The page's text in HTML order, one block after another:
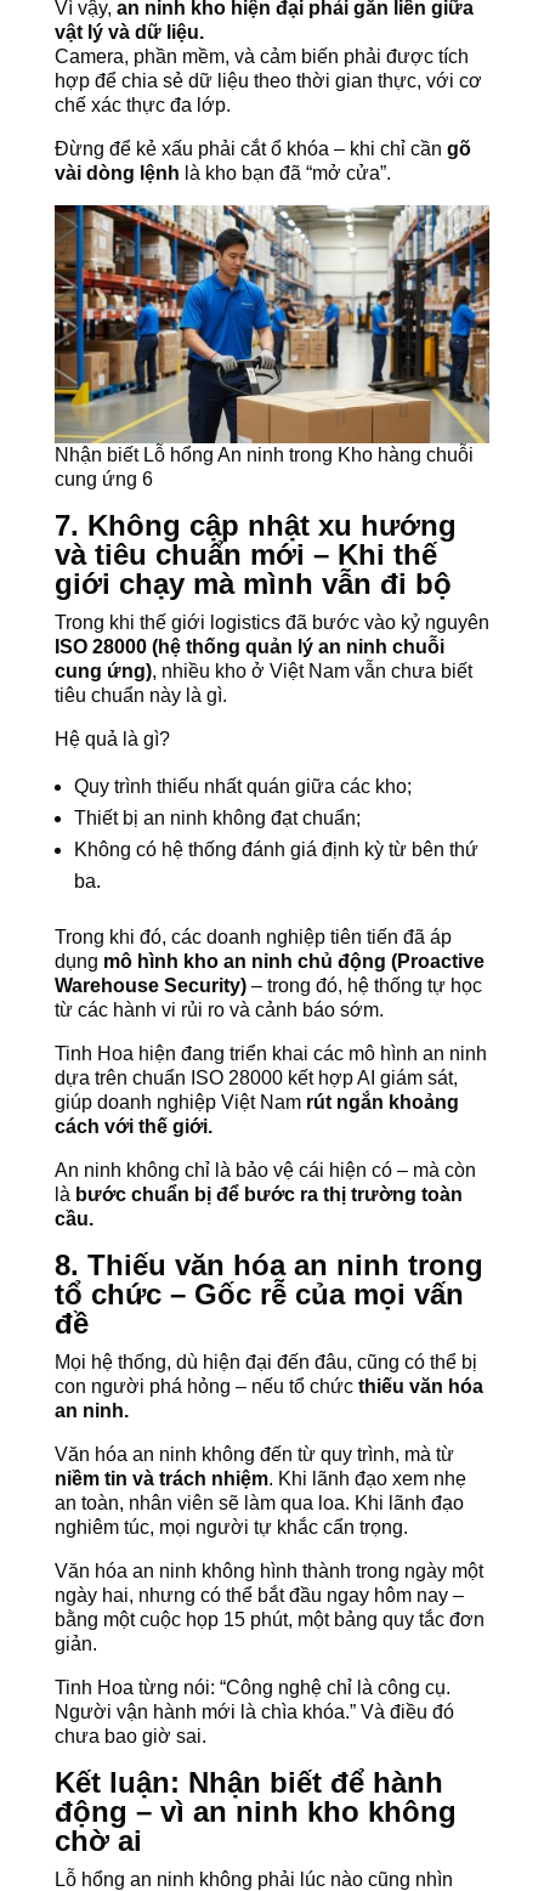
Vì vậy, an ninh kho hiện đại phải gắn liền giữa
vật lý và dữ liệu.
Camera, phần mềm, và cảm biến phải được tích
hợp để chia sẻ dữ liệu theo thời gian thực, với cơ
chế xác thực đa lớp.
Đừng để kẻ xấu phải cắt ổ khóa – khi chỉ cần gõ
vài dòng lệnh là kho bạn đã “mở cửa”.
Nhận biết Lỗ hổng An ninh trong Kho hàng chuỗi
cung ứng 6
7. Không cập nhật xu hướng
và tiêu chuẩn mới – Khi thế
giới chạy mà mình vẫn đi bộ
Trong khi thế giới logistics đã bước vào kỷ nguyên
ISO 28000 (hệ thống quản lý an ninh chuỗi
cung ứng), nhiều kho ở Việt Nam vẫn chưa biết
tiêu chuẩn này là gì.
Hệ quả là gì?
Quy trình thiếu nhất quán giữa các kho;
Thiết bị an ninh không đạt chuẩn;
Không có hệ thống đánh giá định kỳ từ bên thứ
ba.
Trong khi đó, các doanh nghiệp tiên tiến đã áp
dụng mô hình kho an ninh chủ động (Proactive
Warehouse Security)– trong đó, hệ thống tự học
từ các hành vi rủi ro và cảnh báo sớm.
Tinh Hoa hiện đang triển khai các mô hình an ninh
dựa trên chuẩn ISO 28000 kết hợp AI giám sát,
giúp doanh nghiệp Việt Nam rút ngắn khoảng
cách với thế giới.
An ninh không chỉ là bảo vệ cái hiện có – mà còn
là bước chuẩn bị để bước ra thị trường toàn
cầu.
8. Thiếu văn hóa an ninh trong
tổ chức – Gốc rễ của mọi vấn
đề
Mọi hệ thống, dù hiện đại đến đâu, cũng có thể bị
con người phá hỏng – nếu tổ chức thiếu văn hóa
an ninh.
Văn hóa an ninh không đến từ quy trình, mà từ
niềm tin và trách nhiệm. Khi lãnh đạo xem nhẹ
an toàn, nhân viên sẽ làm qua loa. Khi lãnh đạo
nghiêm túc, mọi người tự khắc cẩn trọng.
Văn hóa an ninh không hình thành trong ngày một
ngày hai, nhưng có thể bắt đầu ngay hôm nay –
bằng một cuộc họp 15 phút, một bảng quy tắc đơn
giản.
Tinh Hoa từng nói: “Công nghệ chỉ là công cụ.
Người vận hành mới là chìa khóa.” Và điều đó
chưa bao giờ sai.
Kết luận: Nhận biết để hành
động – vì an ninh kho không
chờ ai
Lỗ hổng an ninh không phải lúc nào cũng nhìn